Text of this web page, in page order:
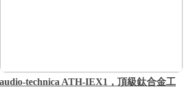
audio-technica ATH-IEX1，頂級鈦合金工